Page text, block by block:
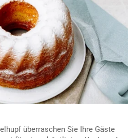
überraschen Sie Ihre Gäste